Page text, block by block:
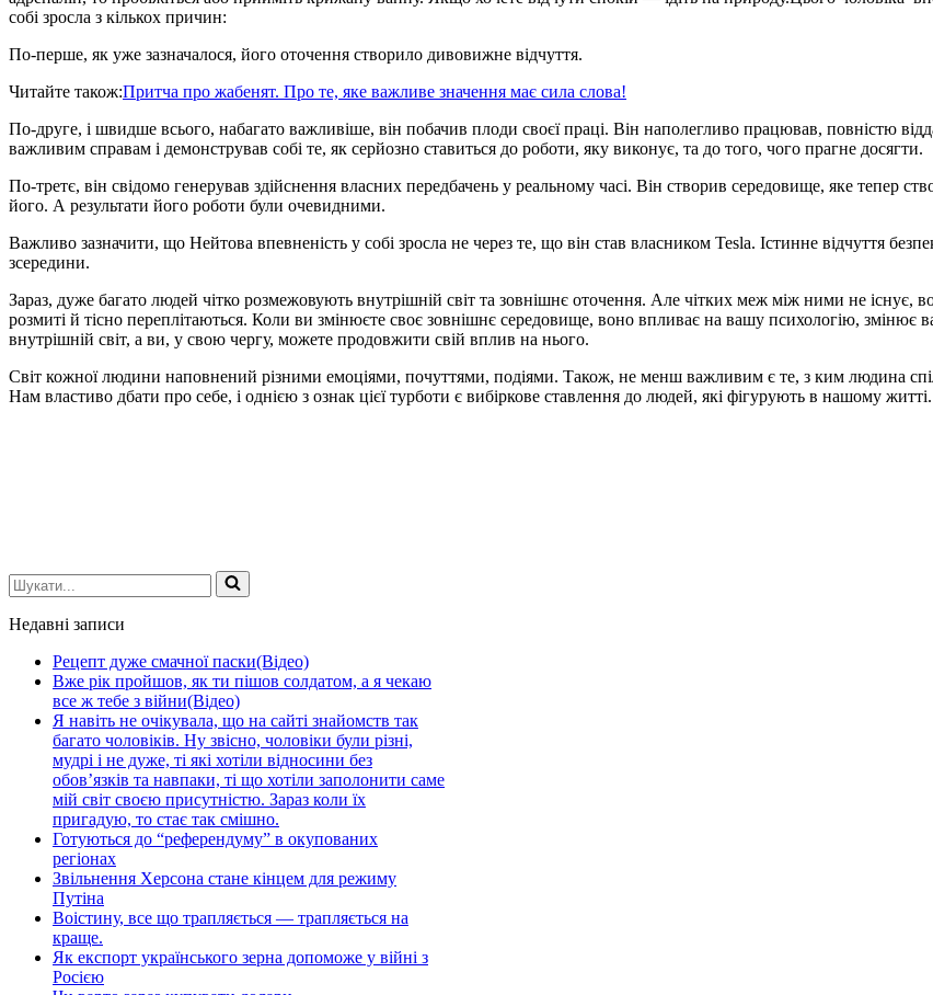
собі зросла з кількох причин:
По-перше, як уже зазначалося, його оточення створило дивовижне відчуття.
Читайте також:Притча про жабенят. Про те, яке важливе значення має сила слова!
По-друге, і швидше всього, набагато важливіше, він побачив плоди своєї праці. Він наполегливо працював, повністю
важливим справам і демонстрував собі те, як серйозно ставиться до роботи, яку виконує, та до того, чого прагне досягти.
По-третє, він свідомо генерував здійснення власних передбачень у реальному часі. Він створив середовище, яке тепер
його. А результати його роботи були очевидними.
Важливо зазначити, що Нейтова впевненість у собі зросла не через те, що він став власником Tesla. Істинне відчуття
зсередини.
Зараз, дуже багато людей чітко розмежовують внутрішній світ та зовнішнє оточення. Але чітких меж між ними не існує,
розмиті й тісно переплітаються. Коли ви змінюєте своє зовнішнє середовище, воно впливає на вашу психологію, змінює
внутрішній світ, а ви, у свою чергу, можете продовжити свій вплив на нього.
Світ кожної людини наповнений різними емоціями, почуттями, подіями. Також, не менш важливим є те, з ким людина
Нам властиво дбати про себе, і однією з ознак цієї турботи є вибіркове ставлення до людей, які фігурують в нашому житті.
Шукати...
Недавні записи
Рецепт дуже смачної паски(Відео)
Вже рік пройшов, як ти пішов солдатом, а я чекаю
все ж тебе з війни(Відео)
Я навіть не очікувала, що на сайті знайомств так
багато чоловіків. Ну звісно, чоловіки були різні,
мудрі і не дуже, ті які хотіли відносини без
обов’язків та навпаки, ті що хотіли заполонити саме
мій світ своєю присутністю. Зараз коли їх
пригадую, то стає так смішно.
Готуються до “референдуму” в окупованих
регіонах
Звільнення Херсона стане кінцем для режиму
Путіна
Воістину, все що трапляється — трапляється на
краще.
Як експорт українського зерна допоможе у війні з
Росією